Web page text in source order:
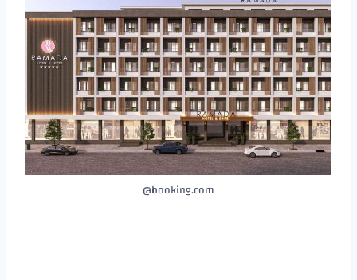
booking.com@